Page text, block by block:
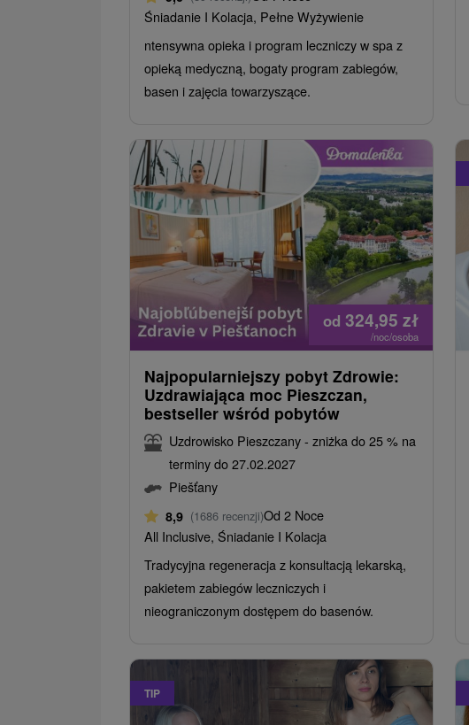
Śniadanie I Kolacja, Pełne Wyżywienie
ntensywna opieka i program leczniczy w spa z
opieką medyczną, bogaty program zabiegów,
basen i zajęcia towarzyszące.
od 324,95 zł
/noc/osoba
Najpopularniejszy pobyt Zdrowie:
Uzdrawiająca moc Pieszczan,
bestseller wśród pobytów
Uzdrowisko Pieszczany - zniżka do 25 % na
terminy do 27.02.2027
Piešťany
8,9 (1686 recenzji)Od 2 Noce
All Inclusive, Śniadanie I Kolacja
Tradycyjna regeneracja z konsultacją lekarską,
pakietem zabiegów leczniczych i
nieograniczonym dostępem do basenów.
TIP